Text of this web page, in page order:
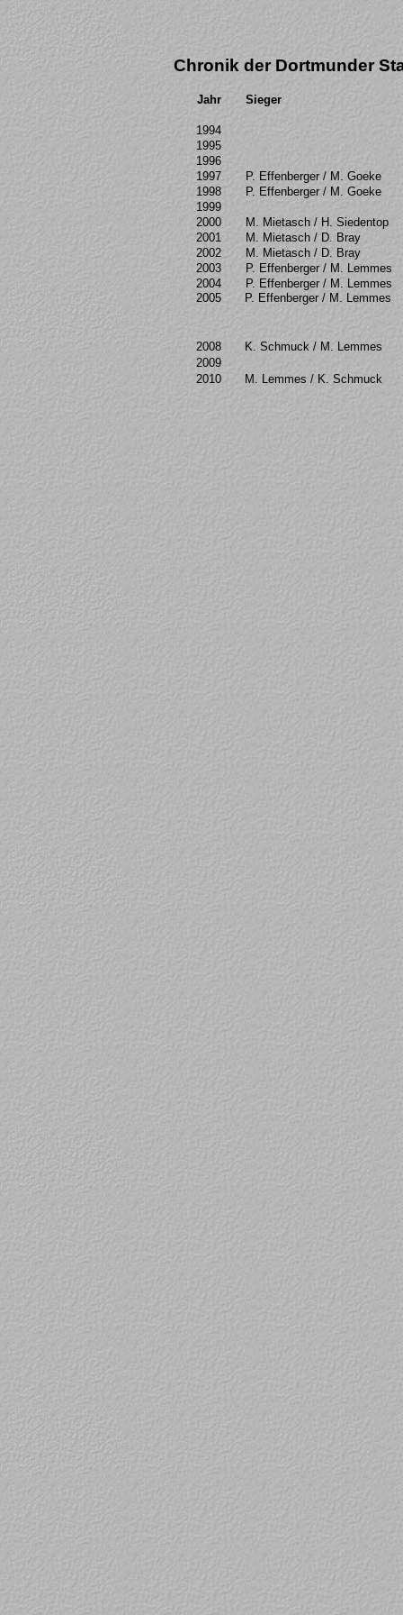
Chronik der Dortmunder
Jahr Sieger
1994
1995
1996
1997
P. Effenberger / M. Goeke
1998
P. Effenberger/ M. Goeke
1999
2000
M. Mietasch / H. Siedentop
2001
M. Mietasch / D. Bray
2002
M. Mietasch / D. Bray
2003
P. Effenberger/ M. Lemmes
2004
P. Effenberger/ M. Lemmes
2005
P. Effenberger / M. Lemmes
2008 K. Schmuck / M. Lemmes
2009
2010
M. Lemmes / K. Schmuck